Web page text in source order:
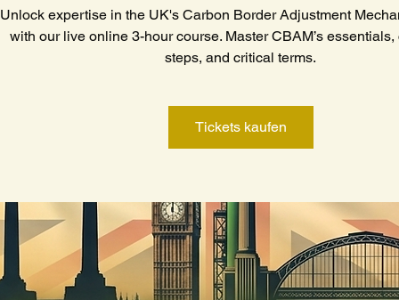
Unlock expertise in the UK's Carbon Border Adjustment
with our live online 3-hour course. Master CBAM’s
steps, and critical terms.
Tickets kaufen